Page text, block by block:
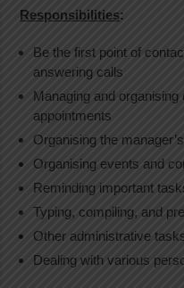
Responsibilities:
Be the first point of
answering calls
Managing and
appointments
Organising the
Organising events and
Reminding important
Typing, compiling, and
Other administrative
Dealing with various